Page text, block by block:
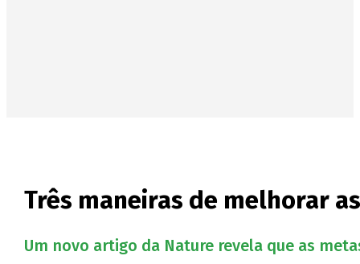
Três maneiras de melhorar
Um novo artigo da Nature revela que as